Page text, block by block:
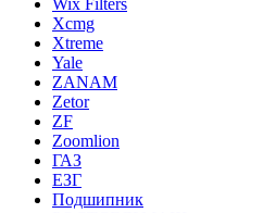
Wix Filters
Xcmg
Xtreme
Yale
ZANAM
Zetor
ZF
Zoomlion
ГАЗ
ЕЗГ
Подшипник